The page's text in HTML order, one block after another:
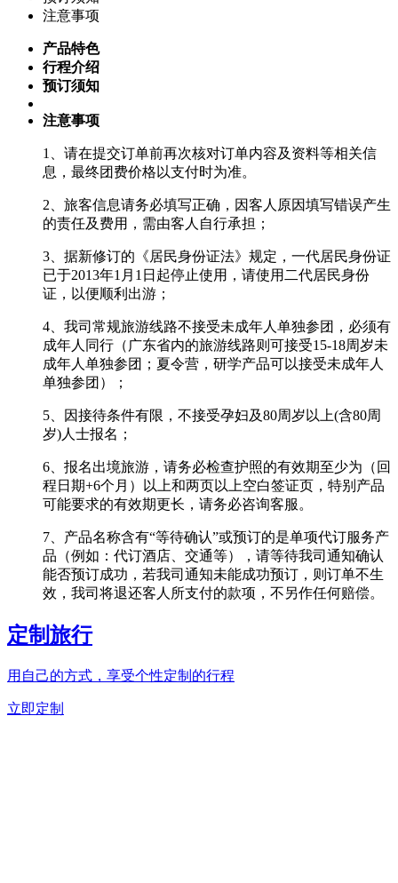
注意事项
产品特色
行程介绍
预订须知
注意事项
1、请在提交订单前再次核对订单内容及资料等相关信
息，最终团费价格以支付时为准。
2、旅客信息请务必填写正确，因客人原因填写错误产生
的责任及费用，需由客人自行承担；
3、据新修订的《居民身份证法》规定，一代居民身份证
已于2013年1月1日起停止使用，请使用二代居民身份
证，以便顺利出游；
4、我司常规旅游线路不接受未成年人单独参团，必须有
成年人同行（广东省内的旅游线路则可接受15-18周岁未
成年人单独参团；夏令营，研学产品可以接受未成年人
单独参团）；
5、因接待条件有限，不接受孕妇及80周岁以上(含80周
岁)人士报名；
6、报名出境旅游，请务必检查护照的有效期至少为（回
程日期+6个月）以上和两页以上空白签证页，特别产品
可能要求的有效期更长，请务必咨询客服。
7、产品名称含有“等待确认”或预订的是单项代订服务产
品（例如：代订酒店、交通等），请等待我司通知确认
能否预订成功，若我司通知未能成功预订，则订单不生
效，我司将退还客人所支付的款项，不另作任何赔偿。
定制旅行
用自己的方式，享受个性定制的行程
立即定制